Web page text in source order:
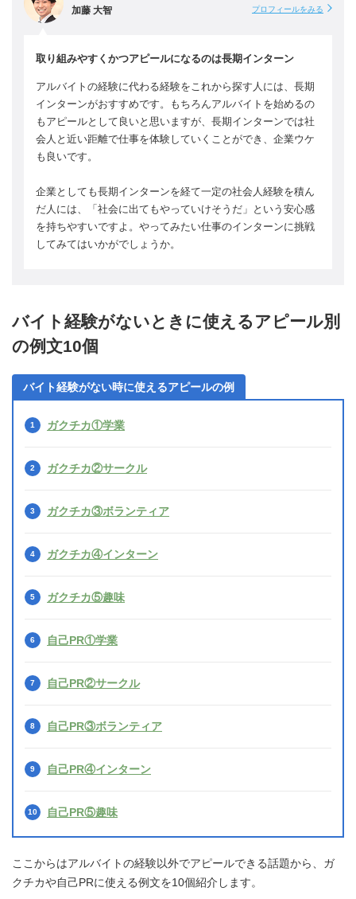
加藤 大智 プロフィールをみる
取り組みやすくかつアピールになるのは長期インターン
アルバイトの経験に代わる経験をこれから探す人には、長期
インターンがおすすめです。もちろんアルバイトを始めるの
もアピールとして良いと思いますが、長期インターンでは社
会人と近い距離で仕事を体験していくことができ、企業ウケ
も良いです。
企業としても長期インターンを経て一定の社会人経験を積ん
だ人には、「社会に出てもやっていけそうだ」という安心感
を持ちやすいですよ。やってみたい仕事のインターンに挑戦
してみてはいかがでしょうか。
バイト経験がないときに使えるアピール別
の例文10個
バイト経験がない時に使えるアピールの例
ガクチカ①学業
ガクチカ②サークル
ガクチカ③ボランティア
ガクチカ④インターン
ガクチカ⑤趣味
自己PR①学業
自己PR②サークル
自己PR③ボランティア
自己PR④インターン
自己PR⑤趣味
ここからはアルバイトの経験以外でアピールできる話題から、ガ
クチカや自己PRに使える例文を10個紹介します。